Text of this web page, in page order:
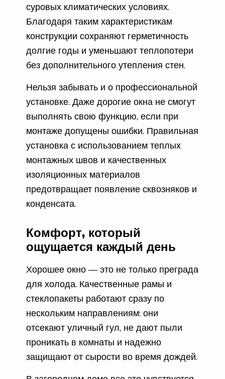
суровых климатических условиях.
Благодаря таким характеристикам
конструкции сохраняют герметичность
долгие годы и уменьшают теплопотери
без дополнительного утепления стен.
Нельзя забывать и о профессиональной
установке. Даже дорогие окна не смогут
выполнять свою функцию, если при
монтаже допущены ошибки. Правильная
установка с использованием теплых
монтажных швов и качественных
изоляционных материалов
предотвращает появление сквозняков и
конденсата.
Комфорт, который
ощущается каждый день
Хорошее окно — это не только преграда
для холода. Качественные рамы и
стеклопакеты работают сразу по
нескольким направлениям: они
отсекают уличный гул, не дают пыли
проникать в комнаты и надежно
защищают от сырости во время дождей.